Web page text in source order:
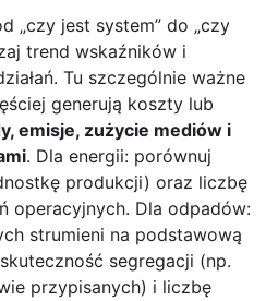
„czy jest system” do „czy
trend wskaźników i
Tu szczególnie ważne
generują koszty lub
emisje, zużycie mediów i
. Dla energii: porównuj
produkcji) oraz liczbę
operacyjnych. Dla odpadów:
strumieni na podstawową
segregacji (np.
przypisanych) i liczbę